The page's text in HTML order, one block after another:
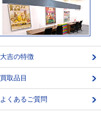
大吉の特徴
買取品目
よくあるご質問